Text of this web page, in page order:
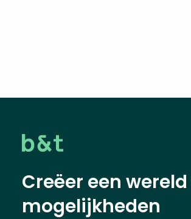
Creëer een
mogelijkheden